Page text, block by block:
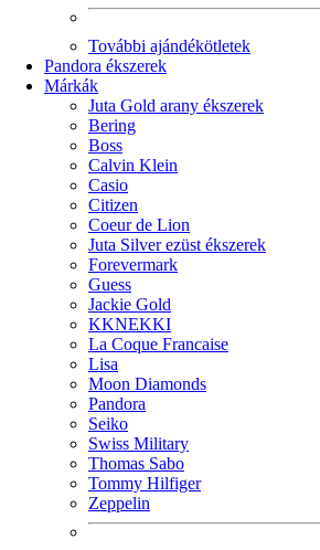
További ajándékötletek
Pandora ékszerek
Márkák
Juta Gold arany ékszerek
Bering
Boss
Calvin Klein
Casio
Citizen
Coeur de Lion
Juta Silver ezüst ékszerek
Forevermark
Guess
Jackie Gold
KKNEKKI
La Coque Francaise
Lisa
Moon Diamonds
Pandora
Seiko
Swiss Military
Thomas Sabo
Tommy Hilfiger
Zeppelin